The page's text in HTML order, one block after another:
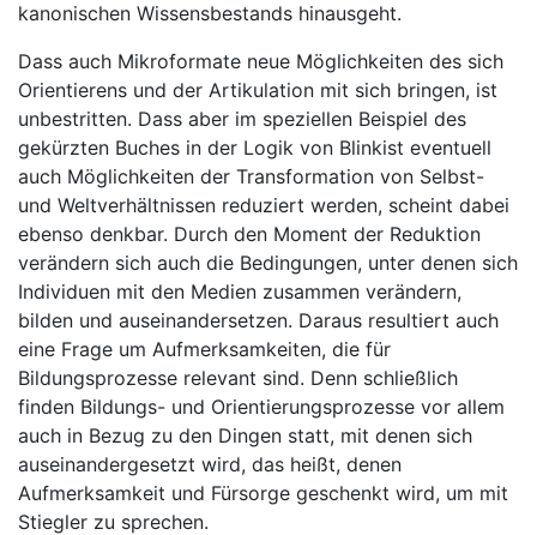
kanonischen Wissensbestands hinausgeht.
Dass auch Mikroformate neue Möglichkeiten des sich
Orientierens und der Artikulation mit sich bringen, ist
unbestritten. Dass aber im speziellen Beispiel des
gekürzten Buches in der Logik von Blinkist eventuell
auch Möglichkeiten der Transformation von Selbst-
und Weltverhältnissen reduziert werden, scheint dabei
ebenso denkbar. Durch den Moment der Reduktion
verändern sich auch die Bedingungen, unter denen sich
Individuen mit den Medien zusammen verändern,
bilden und auseinandersetzen. Daraus resultiert auch
eine Frage um Aufmerksamkeiten, die für
Bildungsprozesse relevant sind. Denn schließlich
finden Bildungs- und Orientierungsprozesse vor allem
auch in Bezug zu den Dingen statt, mit denen sich
auseinandergesetzt wird, das heißt, denen
Aufmerksamkeit und Fürsorge geschenkt wird, um mit
Stiegler zu sprechen.